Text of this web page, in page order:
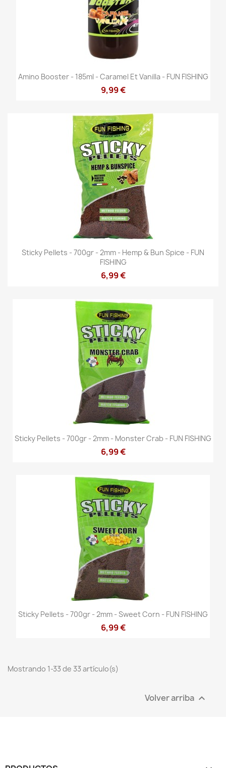
Amino Booster - 185ml - Caramel Et Vanilla - FUN FISHING
9,99 €
Sticky Pellets - 700gr - 2mm - Hemp & Bun Spice - FUN
FISHING
6,99 €
Sticky Pellets - 700gr - 2mm - Monster Crab - FUN FISHING
6,99 €
Sticky Pellets - 700gr - 2mm - Sweet Corn - FUN FISHING
6,99 €
Mostrando 1-33 de 33 artículo(s)
Volver arriba 